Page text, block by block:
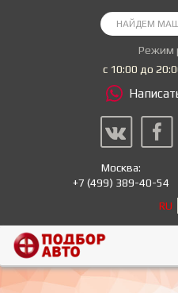
Режим
с 10:00 до
Москва:
+7 (499) 389-40-54
RU